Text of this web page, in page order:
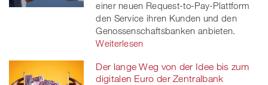
einer neuen Request-to-Pay-Plattform
den Service ihren Kunden und den
Genossenschaftsbanken anbieten.
Weiterlesen
Der lange Weg von der Idee bis zum
digitalen Euro der Zentralbank